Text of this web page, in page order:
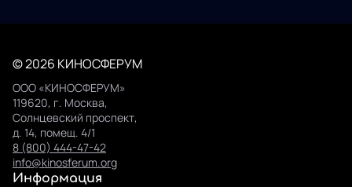
© 2026 КИНОСФЕРУМ
ООО «КИНОСФЕРУМ»
119620, г. Москва,
Солнцевский проспект,
д. 14, помещ. 4/1
8 (800) 444-47-42
info@kinosferum.org
Информация